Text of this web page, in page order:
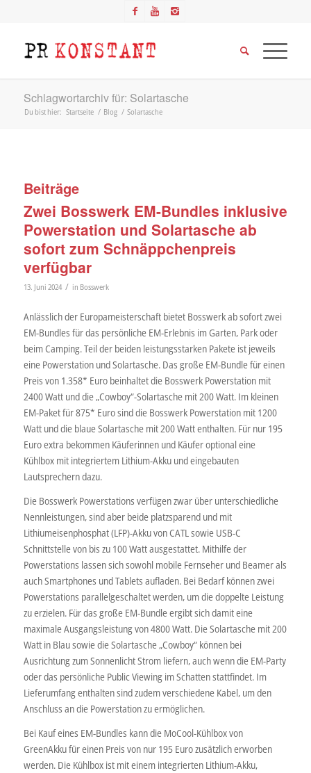
Schlagwortarchiv für: Solartasche
Du bist hier: Startseite / Blog / Solartasche
Beiträge
Zwei Bosswerk EM-Bundles inklusive
Powerstation und Solartasche ab
sofort zum Schnäppchenpreis
verfügbar
13. Juni 2024 / in Bosswerk
Anlässlich der Europameisterschaft bietet Bosswerk ab sofort zwei
EM-Bundles für das persönliche EM-Erlebnis im Garten, Park oder
beim Camping. Teil der beiden leistungsstarken Pakete ist jeweils
eine Powerstation und Solartasche. Das große EM-Bundle für einen
Preis von 1.358* Euro beinhaltet die Bosswerk Powerstation mit
2400 Watt und die „Cowboy“-Solartasche mit 200 Watt. Im kleinen
EM-Paket für 875* Euro sind die Bosswerk Powerstation mit 1200
Watt und die blaue Solartasche mit 200 Watt enthalten. Für nur 195
Euro extra bekommen Käuferinnen und Käufer optional eine
Kühlbox mit integriertem Lithium-Akku und eingebauten
Lautsprechern dazu.
Die Bosswerk Powerstations verfügen zwar über unterschiedliche
Nennleistungen, sind aber beide platzsparend und mit
Lithiumeisenphosphat (LFP)-Akku von CATL sowie USB-C
Schnittstelle von bis zu 100 Watt ausgestattet. Mithilfe der
Powerstations lassen sich sowohl mobile Fernseher und Beamer als
auch Smartphones und Tablets aufladen. Bei Bedarf können zwei
Powerstations parallelgeschaltet werden, um die doppelte Leistung
zu erzielen. Für das große EM-Bundle ergibt sich damit eine
maximale Ausgangsleistung von 4800 Watt. Die Solartasche mit 200
Watt in Blau sowie die Solartasche „Cowboy“ können bei
Ausrichtung zum Sonnenlicht Strom liefern, auch wenn die EM-Party
oder das persönliche Public Viewing im Schatten stattfindet. Im
Lieferumfang enthalten sind zudem verschiedene Kabel, um den
Anschluss an die Powerstation zu ermöglichen.
Bei Kauf eines EM-Bundles kann die MoCool-Kühlbox von
GreenAkku für einen Preis von nur 195 Euro zusätzlich erworben
werden. Die Kühlbox ist mit einem integrierten Lithium-Akku,